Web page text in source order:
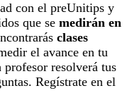
con el preUnitips y
que se medirán en
clases
el avance en tu
profesor resolverá tus
Regístrate en el